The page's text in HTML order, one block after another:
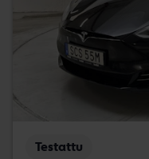
Testattu